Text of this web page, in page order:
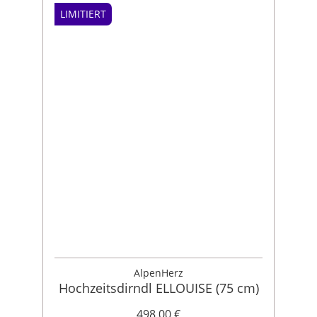
LIMITIERT
AlpenHerz
Hochzeitsdirndl ELLOUISE (75 cm)